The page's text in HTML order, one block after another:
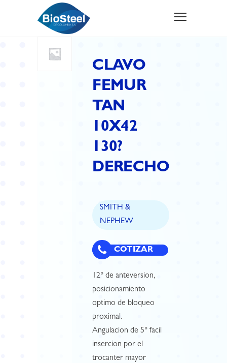
CLAVO
FEMUR
TAN
10X42
130?
DERECHO
SMITH &
NEPHEW
COTIZAR
12° de anteversion,
posicionamiento
optimo de bloqueo
proximal.
Angulacion de 5° facil
insercion por el
trocanter mayor